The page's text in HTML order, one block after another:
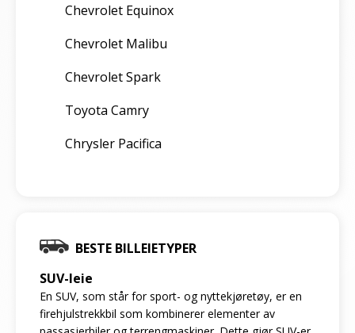
Chevrolet Equinox
Chevrolet Malibu
Chevrolet Spark
Toyota Camry
Chrysler Pacifica
BESTE BILLEIETYPER
SUV-leie
En SUV, som står for sport- og nyttekjøretøy, er en
firehjulstrekkbil som kombinerer elementer av